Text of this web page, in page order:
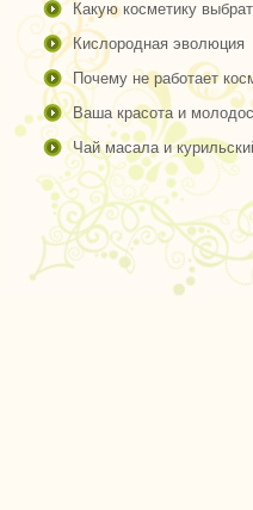
какую косметику
кислородная эволюция
почему не работает
ваша красота и
чай масала и